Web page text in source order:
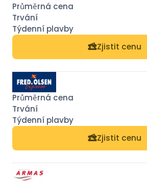
Zjistit cenu
Zjistit cenu